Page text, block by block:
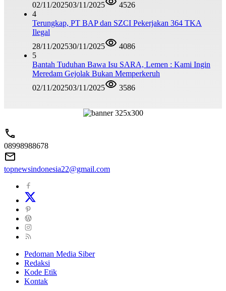
02/11/202503/11/2025
4526
4
Terungkap, PT BAP dan SZCI Pekerjakan 364 TKA
Ilegal
28/11/202530/11/2025
4086
5
Bantah Tuduhan Bawa Isu SARA, Lemen : Kami Ingin
Meredam Gejolak Bukan Memperkeruh
02/11/202503/11/2025 3586
08998988678
topnewsindonesia22@gmail.com
Pedoman Media Siber
Redaksi
Kode Etik
Kontak